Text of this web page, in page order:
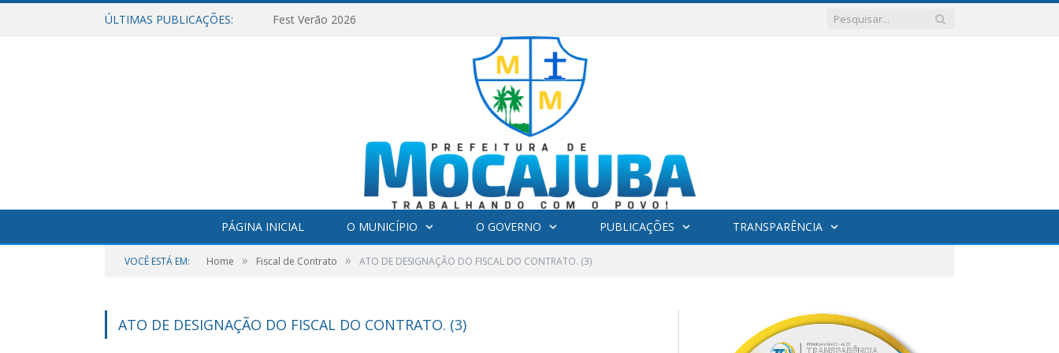
ÚLTIMAS PUBLICAÇÕES: Fest Verão 2026
PÁGINA INICIAL O MUNICÍPIO O GOVERNO PUBLICAÇÕES TRANSPARÊNCIA
VOCÊ ESTÁ EM: Home » Fiscal de Contrato » ATO DE DESIGNAÇÃO DO FISCAL DO CONTRATO. (3)
ATO DE DESIGNAÇÃO DO FISCAL DO CONTRATO. (3)